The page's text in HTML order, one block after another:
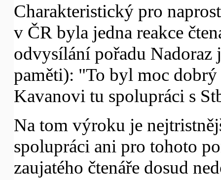
Charakteristický pro
v ČR byla jedna reakce
odvysílání pořadu
paměti): "To byl moc
Kavanovi tu spolupráci s
Na tom výroku je
spolupráci ani pro tohoto
zaujatého čtenáře dosud